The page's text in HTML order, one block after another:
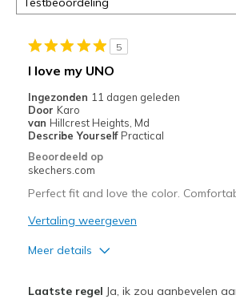
5
I love my UNO
Ingezonden 11 dagen geleden
Door Karo
van Hillcrest Heights, Md
Describe Yourself Practical
Beoordeeld op
skechers.com
Perfect fit and love the color.
Vertaling weergeven
Meer details
Laatste regel Ja, ik zou aanbevelen